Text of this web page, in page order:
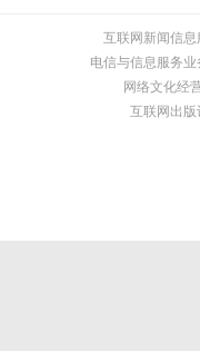
互联网新闻信息
电信与信息服务
网络文化经
互联网出版